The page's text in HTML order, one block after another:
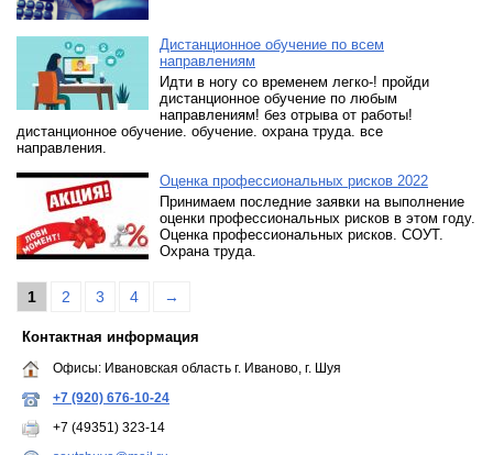
Дистанционное обучение по всем
направлениям
Идти в ногу со временем легко-! пройди
дистанционное обучение по любым
направлениям! без отрыва от работы!
дистанционное обучение. обучение. охрана труда. все
направления.
Оценка профессиональных рисков 2022
Принимаем последние заявки на выполнение
оценки профессиональных рисков в этом году.
Оценка профессиональных рисков. СОУТ.
Охрана труда.
1 2 3 4 →
Контактная информация
Офисы: Ивановская область г. Иваново, г. Шуя
+7 (920) 676-10-24
+7 (49351) 323-14